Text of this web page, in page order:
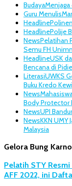
Budaya
Guru Menulis
Headline
HeadlinePolije
NewsPelatihan
Semu FH
HeadlineUSK
Bencana di
LiterasiUWKS
Buku Kredo
News
Body Protector
NewsUPI
NewsKKN UMY
Malaysia
Gelora Bung
Pelatih STY
AFF 2022, ini